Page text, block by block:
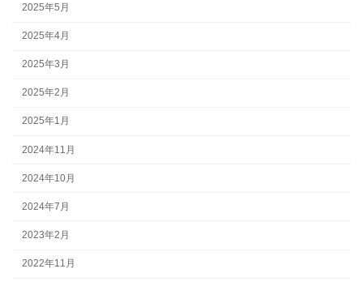
2025年5月
2025年4月
2025年3月
2025年2月
2025年1月
2024年11月
2024年10月
2024年7月
2023年2月
2022年11月